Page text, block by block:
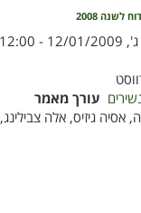
דוח לשנה 2008
ג', 12/01/2009 - 12:00
עורך מאמר
אסיה גיזיס, אלה